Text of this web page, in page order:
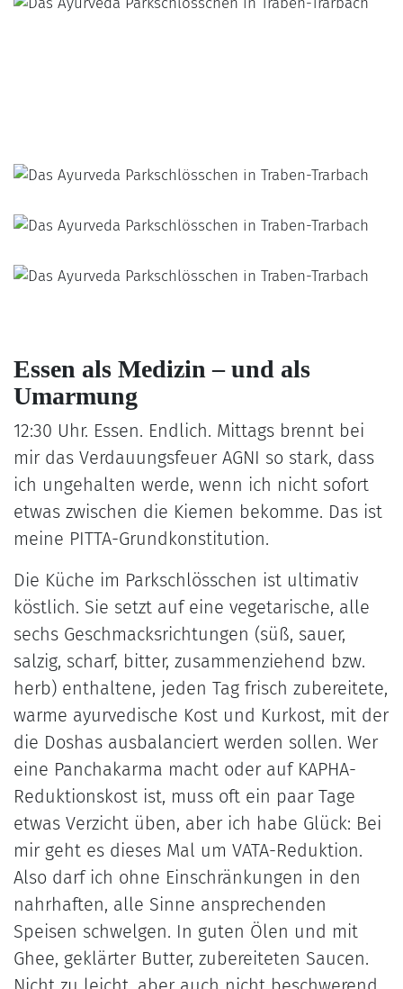
Essen als Medizin – und als
Umarmung
12:30 Uhr. Essen. Endlich. Mittags brennt bei
mir das Verdauungsfeuer AGNI so stark, dass
ich ungehalten werde, wenn ich nicht sofort
etwas zwischen die Kiemen bekomme. Das ist
meine PITTA-Grundkonstitution.
Die Küche im Parkschlösschen ist ultimativ
köstlich. Sie setzt auf eine vegetarische, alle
sechs Geschmacksrichtungen (süß, sauer,
salzig, scharf, bitter, zusammenziehend bzw.
herb) enthaltene, jeden Tag frisch zubereitete,
warme ayurvedische Kost und Kurkost, mit der
die Doshas ausbalanciert werden sollen. Wer
eine Panchakarma macht oder auf KAPHA-
Reduktionskost ist, muss oft ein paar Tage
etwas Verzicht üben, aber ich habe Glück: Bei
mir geht es dieses Mal um VATA-Reduktion.
Also darf ich ohne Einschränkungen in den
nahrhaften, alle Sinne ansprechenden
Speisen schwelgen. In guten Ölen und mit
Ghee, geklärter Butter, zubereiteten Saucen.